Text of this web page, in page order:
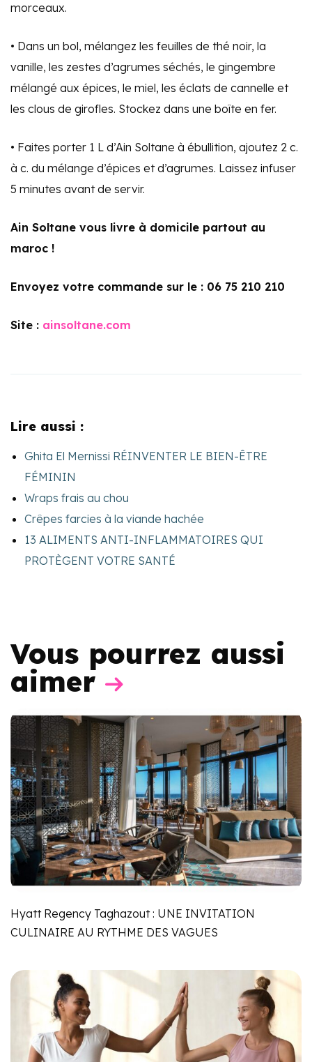
morceaux.
• Dans un bol, mélangez les feuilles de thé noir, la
vanille, les zestes d’agrumes séchés, le gingembre
mélangé aux épices, le miel, les éclats de cannelle et
les clous de girofles. Stockez dans une boîte en fer.
• Faites porter 1 L d’Ain Soltane à ébullition, ajoutez 2 c.
à c. du mélange d’épices et d’agrumes. Laissez infuser
5 minutes avant de servir.
Ain Soltane vous livre à domicile partout au
maroc !
Envoyez votre commande sur le : 06 75 210 210
Site : ainsoltane.com
Lire aussi :
Ghita El Mernissi RÉINVENTER LE BIEN-ÊTRE
FÉMININ
Wraps frais au chou
Crêpes farcies à la viande hachée
13 ALIMENTS ANTI-INFLAMMATOIRES QUI
PROTÈGENT VOTRE SANTÉ
Vous pourrez aussi
aimer
Hyatt Regency Taghazout : UNE INVITATION
CULINAIRE AU RYTHME DES VAGUES